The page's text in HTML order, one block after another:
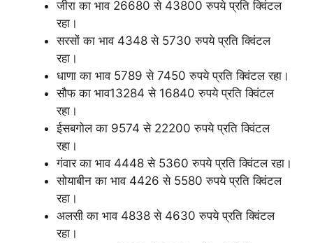
जीरा का भाव 26680 से 43800 रुपये प्रति क्विंटल
रहा।
सरसों का भाव 4348 से 5730 रुपये प्रति क्विंटल
रहा।
धाणा का भाव 5789 से 7450 रुपये प्रति क्विंटल रहा।
सौफ का भाव13284 से 16840 रुपये प्रति क्विंटल
रहा।
ईसबगोल का 9574 से 22200 रुपये प्रति क्विंटल
रहा।
गंवार का भाव 4448 से 5360 रुपये प्रति क्विंटल रहा।
सोयाबीन का भाव 4426 से 5580 रुपये प्रति क्विंटल
रहा।
अलसी का भाव 4838 से 4630 रुपये प्रति क्विंटल
रहा।